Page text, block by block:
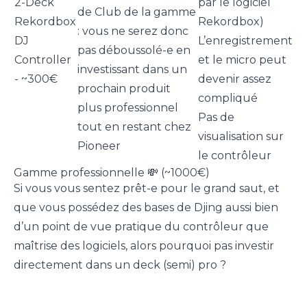
Rekordbox
DJ
Controller
- ~300€
de Club de la gamme
: vous ne serez donc
pas déboussolé-e en
investissant dans un
prochain produit
plus professionnel
tout en restant chez
Pioneer
Rekordbox)
L’enregistrement
et le micro peut
devenir assez
compliqué
Pas de
visualisation sur
le contrôleur
Gamme professionnelle 💸 (~1000€)
Si vous vous sentez prêt-e pour le grand saut, et
que vous possédez des bases de Djing aussi bien
d’un point de vue pratique du contrôleur que
maîtrise des logiciels, alors pourquoi pas investir
directement dans un deck (semi) pro ?